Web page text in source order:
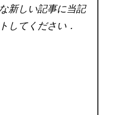
新しい記事に当記
してください．